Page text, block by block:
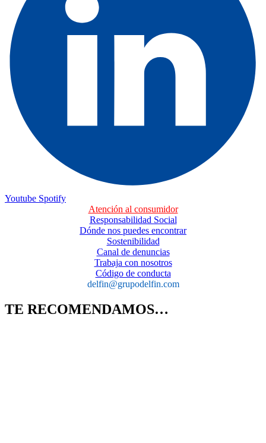
Youtube Spotify
Atención al consumidor
Responsabilidad Social
Dónde nos puedes encontrar
Sostenibilidad
Canal de denuncias
Trabaja con nosotros
Código de conducta
delfin@grupodelfin.com
TE RECOMENDAMOS…